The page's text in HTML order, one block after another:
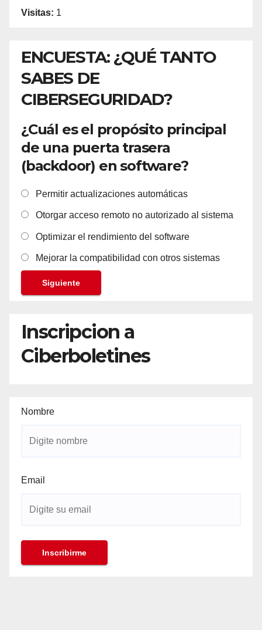
Visitas: 1
ENCUESTA: ¿QUÉ TANTO
SABES DE
CIBERSEGURIDAD?
¿Cuál es el propósito principal
de una puerta trasera
(backdoor) en software?
Permitir actualizaciones automáticas
Otorgar acceso remoto no autorizado al sistema
Optimizar el rendimiento del software
Mejorar la compatibilidad con otros sistemas
Siguiente
Inscripcion a
Ciberboletines
Nombre
Email